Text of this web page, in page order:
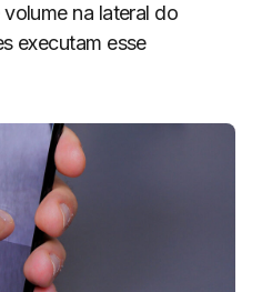
na lateral do
executam esse